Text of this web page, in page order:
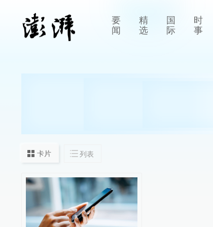
要
闻
精
选
国
际
时
事
卡片 列表